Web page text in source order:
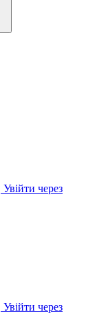
Увійти через
Увійти через